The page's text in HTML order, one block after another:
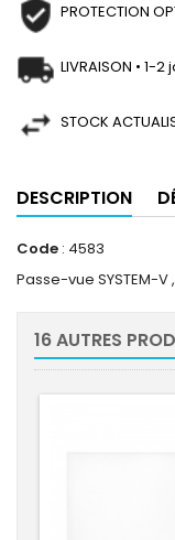
PROTECTION
LIVRAISON •
STOCK
DESCRIPTION
Code : 4583
Passe-vue SYSTEM-
16 AUTRES